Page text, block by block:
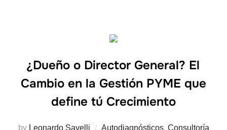
¿Dueño o Director General? El
Cambio en la Gestión PYME que
define tú Crecimiento
by Leonardo Savelli Autodiagnósticos, Consultoría